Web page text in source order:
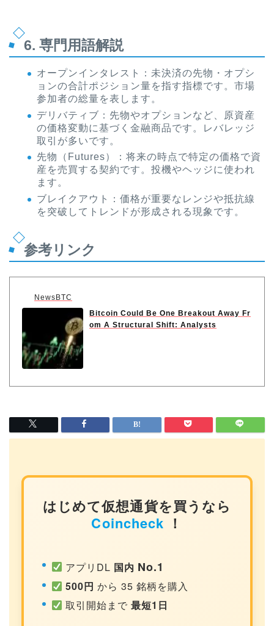
6. 専門用語解説
オープンインタレスト：未決済の先物・オプシ
ョンの合計ポジション量を指す指標です。市場
参加者の総量を表します。
デリバティブ：先物やオプションなど、原資産
の価格変動に基づく金融商品です。レバレッジ
取引が多いです。
先物（Futures）：将来の時点で特定の価格で資
産を売買する契約です。投機やヘッジに使われ
ます。
ブレイクアウト：価格が重要なレンジや抵抗線
を突破してトレンドが形成される現象です。
参考リンク
NewsBTC
Bitcoin Could Be One Breakout Away Fr
om A Structural Shift: Analysts
はじめて仮想通貨を買うなら
Coincheck ！
アプリDL 国内 No.1
500円 から 35 銘柄を購入
取引開始まで最短1日